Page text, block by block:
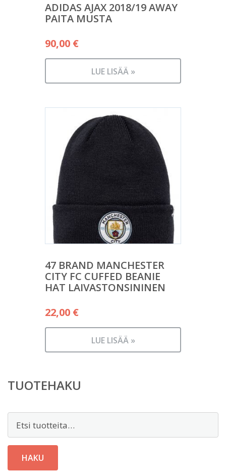
ADIDAS AJAX 2018/19 AWAY
PAITA MUSTA
90,00 €
LUE LISÄÄ »
47 BRAND MANCHESTER
CITY FC CUFFED BEANIE
HAT LAIVASTONSININEN
22,00 €
LUE LISÄÄ »
TUOTEHAKU
HAKU